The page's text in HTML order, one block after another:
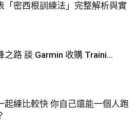
「密西根訓練法」完整解析與實
之路 談 Garmin 收購 Traini...
起練比較快 你自己還能一個人跑